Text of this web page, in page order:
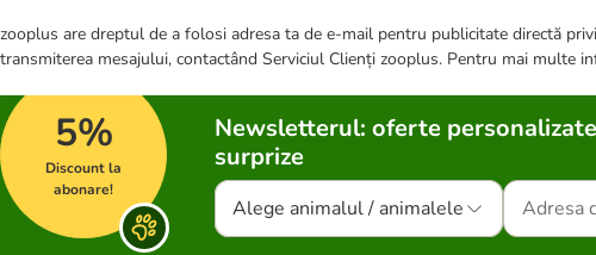
zooplus are dreptul de a folosi adresa ta de e-mail pentru publicitate directă
transmiterea mesajului, contactând Serviciul Clienți zooplus. Pentru mai multe
5%
Discount la
abonare!
Newsletterul: oferte
surprize
Alege animalul / animalele